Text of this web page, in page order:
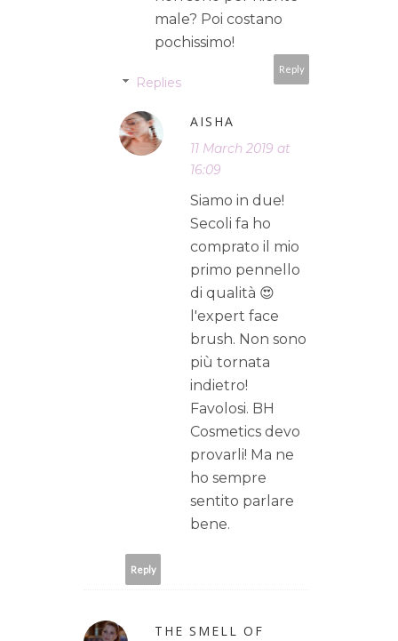
male? Poi costano
pochissimo!
Reply
Replies
AISHA
11 March 2019 at
16:09
Siamo in due!
Secoli fa ho
comprato il mio
primo pennello
di qualità 😍
l'expert face
brush. Non sono
più tornata
indietro!
Favolosi. BH
Cosmetics devo
provarli! Ma ne
ho sempre
sentito parlare
bene.
Reply
THE SMELL OF